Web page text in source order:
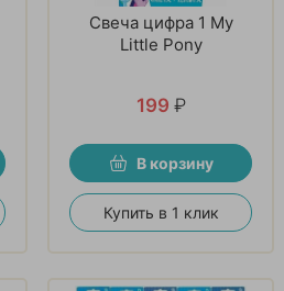
Свеча цифра 1 My
Little Pony
199 ₽
В корзину
Купить в 1 клик